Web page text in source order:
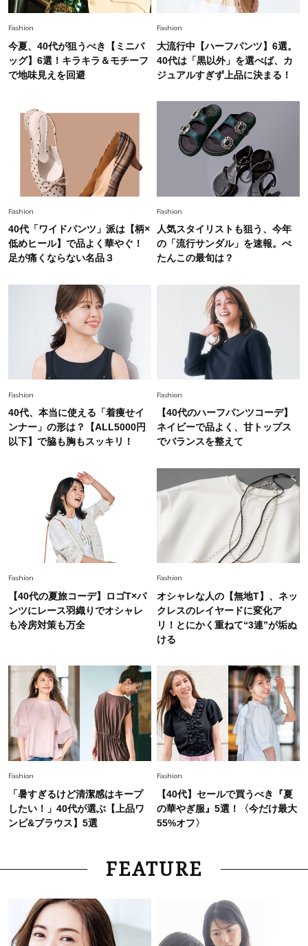
中村ゆりさん「40代になり、やっと“仕事以外の
幸福感”に目が向いた」ライフスタイルも、服も
白黒でもこんなに華やぐ！40代、夏の「甘めト
ップス×パンツ」コーデ〈3選〉
Fashion 2026.5.29
40代の夏通勤はこれ１着！「きちんと感」も
「オシャレ」も整うトレンドトップス〈4選〉
Fashion 2026.6.26
初夏はこれさえあれば！40代は【淡色ワンピ】
Fashion
今、40代の「メガネ＆サングラス」のトレンド
に更新あり！“黒ぶち以外”が新定番に
旬着こなし3選。地味見え回避のコツは「バッグ
選び」！
スタイリストが本気で推す！40代がほどよく華
やぐ【甘め黒アイテム】3選
Fashion
26年夏は「小ぶり」が大流行中！人と被らない
【最旬かごバッグ】6選
Fashion
今夏、40代が狙うべき【ミニバ
ッグ】6選！キラキラ＆モチーフ
で地味見えを回避
Fashion
大流行中【ハーフパンツ】6選。
40代は「黒以外」を選べば、カ
ジュアルすぎず上品に決まる！
Fashion
40代「ワイドパンツ」派は【柄×
低めヒール】で品よく華やぐ！
足が痛くならない名品３
Fashion
人気スタイリストも狙う、今年
の「流行サンダル」を速報。ぺ
たんこの最旬は？
Fashion
40代、本当に使える「着痩せイ
ンナー」の形は？【ALL5000円
以下】で脇も胸もスッキリ！
Fashion
【40代のハーフパンツコーデ】
ネイビーで品よく、甘トップス
でバランスを整えて
Fashion
【40代の夏旅コーデ】ロゴT×パ
ンツにレース羽織りでオシャレ
も冷房対策も万全
Fashion
オシャレな人の【無地T】、ネッ
クレスのレイヤードに変化ア
リ！とにかく重ねて“3連”が垢ぬ
ける
Fashion
「暑すぎるけど清潔感はキープ
したい！」40代が選ぶ【上品ワ
ンピ&ブラウス】5選
Fashion
【40代】セールで買うべき『夏
の華やぎ服』5選！〈今だけ最大
55%オフ〉
FEATURE